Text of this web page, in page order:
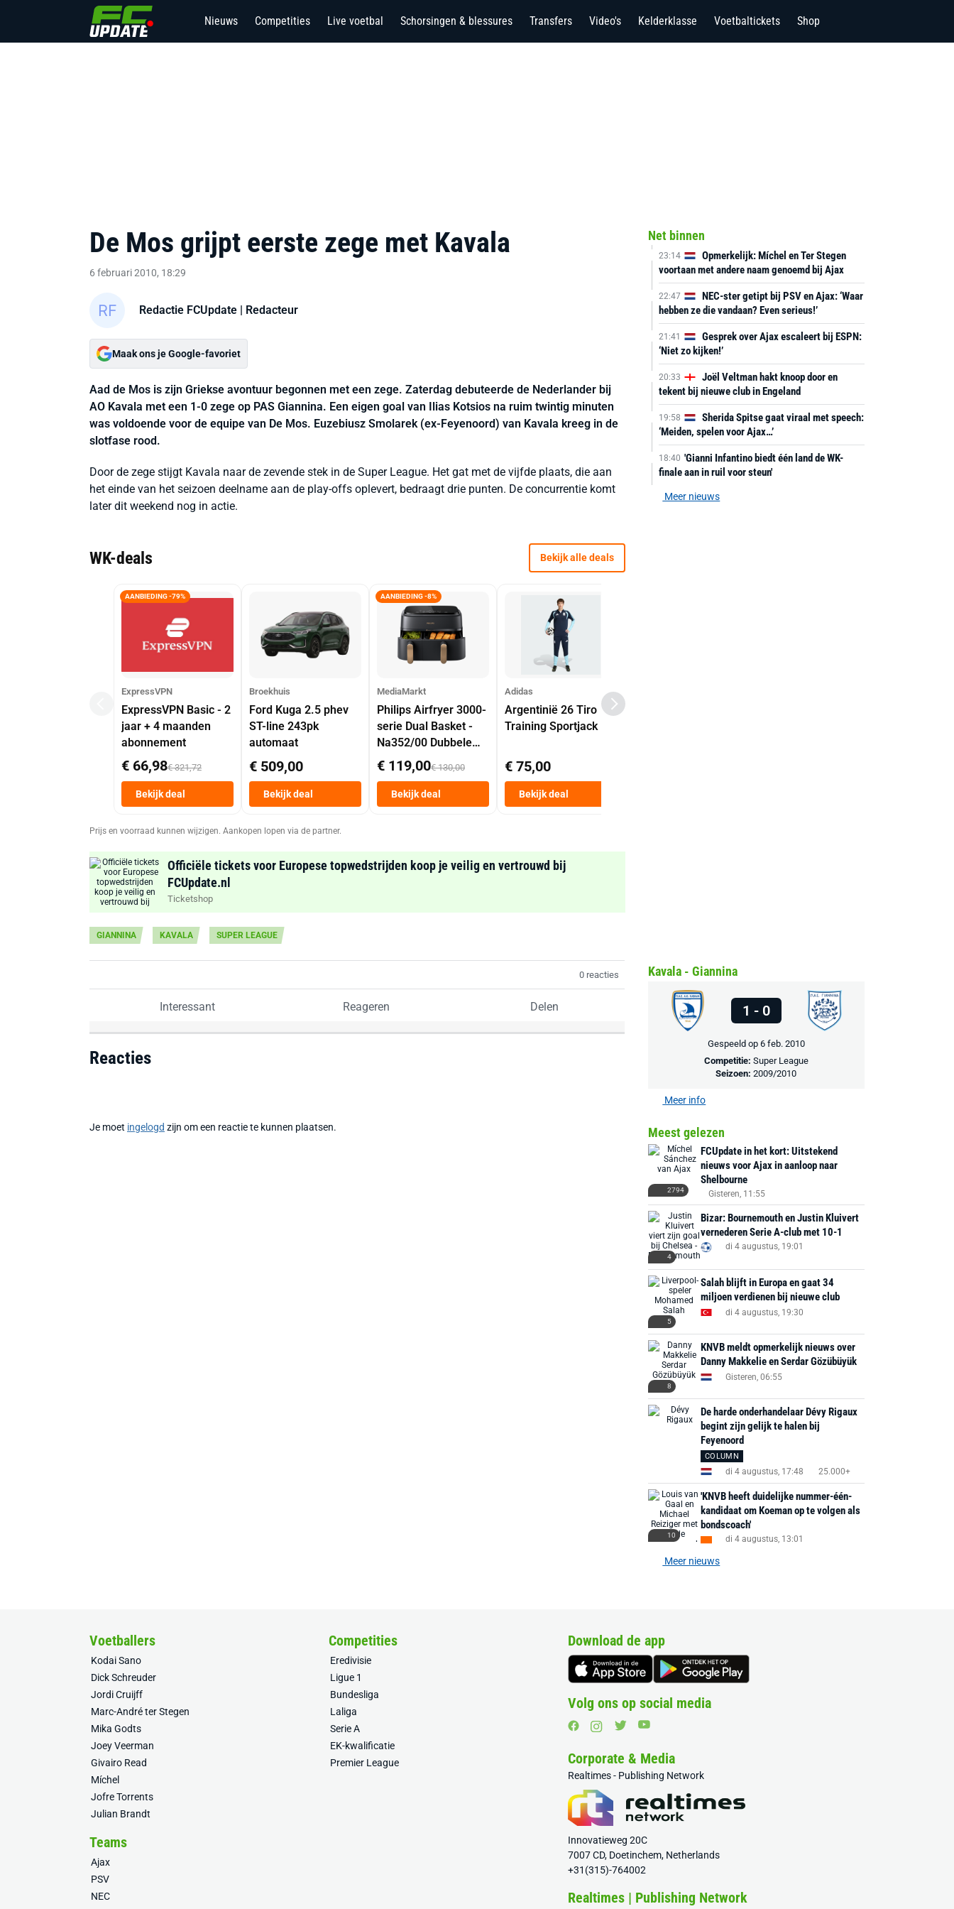
Nieuws Competities Live voetbal Schorsingen & blessures Transfers Video's Kelderklasse Voetbaltickets Shop
De Mos grijpt eerste zege met Kavala
6 februari 2010, 18:29
Redactie FCUpdate | Redacteur
Maak ons je Google-favoriet
Aad de Mos is zijn Griekse avontuur begonnen met een zege. Zaterdag debuteerde de Nederlander bij
AO Kavala met een 1-0 zege op PAS Giannina. Een eigen goal van Ilias Kotsios na ruim twintig minuten
was voldoende voor de equipe van De Mos. Euzebiusz Smolarek (ex-Feyenoord) van Kavala kreeg in de
slotfase rood.
Door de zege stijgt Kavala naar de zevende stek in de Super League. Het gat met de vijfde plaats, die aan
het einde van het seizoen deelname aan de play-offs oplevert, bedraagt drie punten. De concurrentie komt
later dit weekend nog in actie.
WK-deals Bekijk alle deals
AANBIEDING -79%
ExpressVPN
ExpressVPN Basic - 2
jaar + 4 maanden
abonnement
€ 66,98€ 321,72
Bekijk deal
Broekhuis
Ford Kuga 2.5 phev
ST-line 243pk
automaat
€ 509,00
Bekijk deal
AANBIEDING -8%
MediaMarkt
Philips Airfryer 3000-
serie Dual Basket -
Na352/00 Dubbele
Mand 9 L Tot 6
Personen
Heteluchtfriteuse
Zwart
€ 119,00€ 130,00
Bekijk deal
Adidas
Argentinië 26 Tiro
Training Sportjack
€ 75,00
Bekijk deal
Prijs en voorraad kunnen wijzigen. Aankopen lopen via de partner.
Officiële tickets voor Europese topwedstrijden koop je veilig en vertrouwd bij
FCUpdate.nl
Ticketshop
GIANNINA KAVALA SUPER LEAGUE
0 reacties
Interessant Reageren Delen
Reacties
Je moet ingelogd zijn om een reactie te kunnen plaatsen.
Net binnen
23:14
Opmerkelijk: Míchel en Ter Stegen
voortaan met andere naam genoemd bij Ajax
22:47
NEC-ster getipt bij PSV en Ajax: ‘Waar
hebben ze die vandaan? Even serieus!’
21:41
Gesprek over Ajax escaleert bij ESPN:
‘Niet zo kijken!’
20:33
Joël Veltman hakt knoop door en
tekent bij nieuwe club in Engeland
19:58
Sherida Spitse gaat viraal met speech:
‘Meiden, spelen voor Ajax…’
18:40 'Gianni Infantino biedt één land de WK-
finale aan in ruil voor steun'
Meer nieuws
Kavala - Giannina
1 - 0
Gespeeld op 6 feb. 2010
Competitie: Super League
Seizoen:2009/2010
Meer info
Meest gelezen
2794
FCUpdate in het kort: Uitstekend
nieuws voor Ajax in aanloop naar
Shelbourne
Gisteren, 11:55
4
Bizar: Bournemouth en Justin Kluivert
vernederen Serie A-club met 10-1
di 4 augustus, 19:01
5
Salah blijft in Europa en gaat 34
miljoen verdienen bij nieuwe club
di 4 augustus, 19:30
8
KNVB meldt opmerkelijk nieuws over
Danny Makkelie en Serdar Gözübüyük
Gisteren, 06:55
De harde onderhandelaar Dévy Rigaux
begint zijn gelijk te halen bij
Feyenoord
COLUMN
di 4 augustus, 17:48 25.000+
10
'KNVB heeft duidelijke nummer-één-
kandidaat om Koeman op te volgen als
bondscoach'
di 4 augustus, 13:01
Meer nieuws
Voetballers
Kodai Sano
Dick Schreuder
Jordi Cruijff
Marc-André ter Stegen
Mika Godts
Joey Veerman
Givairo Read
Míchel
Jofre Torrents
Julian Brandt
Competities
Eredivisie
Ligue 1
Bundesliga
Laliga
Serie A
EK-kwalificatie
Premier League
Teams
Ajax
PSV
NEC
Download de app
Volg ons op social media
Corporate & Media
Realtimes - Publishing Network
Innovatieweg 20C
7007 CD, Doetinchem, Netherlands
+31(315)-764002
Realtimes | Publishing Network